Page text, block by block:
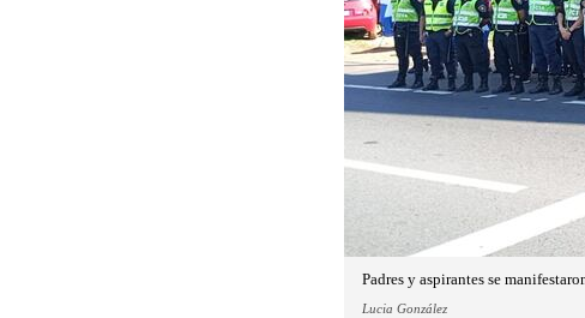
Padres y aspirantes se
Lucia González